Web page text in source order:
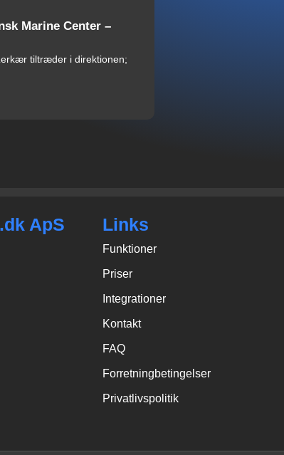
Marine Center –
tiltræder i direktionen;
ApS Links
Funktioner
Priser
Integrationer
Kontakt
FAQ
Forretningbetingelser
Privatlivspolitik